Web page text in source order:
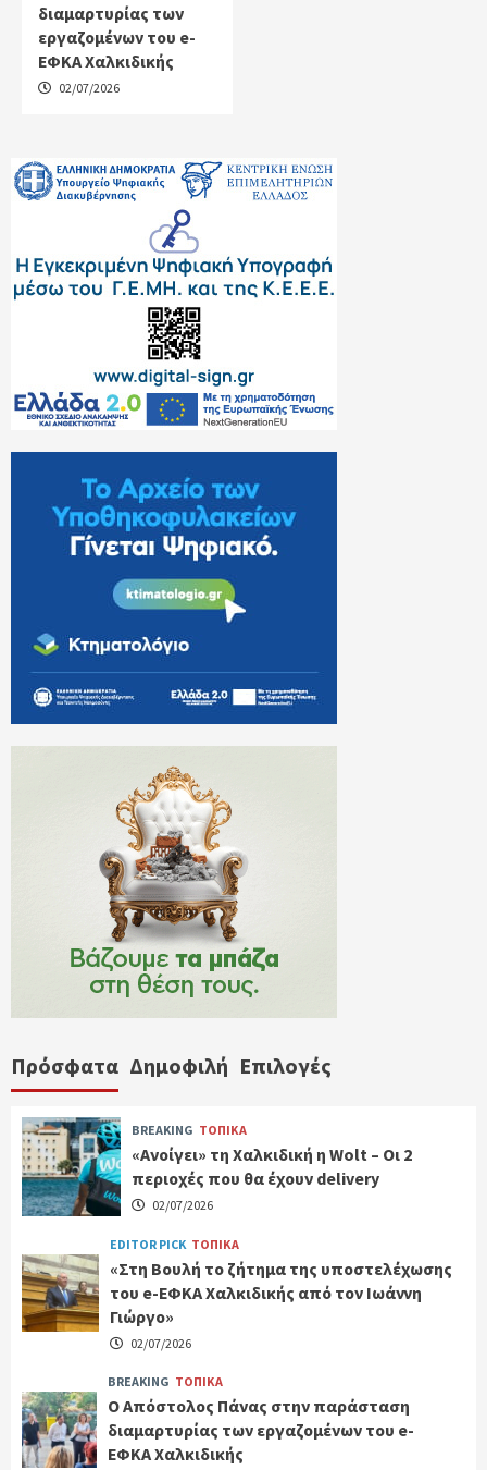
διαμαρτυρίας των
εργαζομένων του e-
ΕΦΚΑ Χαλκιδικής
02/07/2026
Πρόσφατα Δημοφιλή Επιλογές
BREAKING ΤΟΠΙΚΑ
«Ανοίγει» τη Χαλκιδική η Wolt – Οι 2
περιοχές που θα έχουν delivery
02/07/2026
EDITOR PICK ΤΟΠΙΚΑ
«Στη Βουλή το ζήτημα της υποστελέχωσης
του e-ΕΦΚΑ Χαλκιδικής από τον Ιωάννη
Γιώργο»
02/07/2026
BREAKING ΤΟΠΙΚΑ
Ο Απόστολος Πάνας στην παράσταση
διαμαρτυρίας των εργαζομένων του e-
ΕΦΚΑ Χαλκιδικής